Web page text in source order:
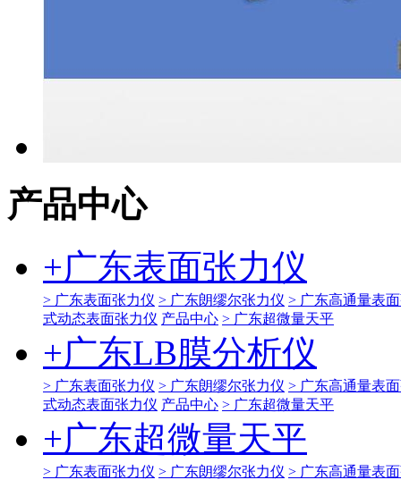
产品中心
+广东表面张力仪
> 广东表面张力仪 > 广东朗缪尔张力仪 > 广东高通量表
式动态表面张力仪 产品中心 > 广东超微量天平
+广东LB膜分析仪
> 广东表面张力仪 > 广东朗缪尔张力仪 > 广东高通量表
式动态表面张力仪 产品中心 > 广东超微量天平
+广东超微量天平
> 广东表面张力仪 > 广东朗缪尔张力仪 > 广东高通量表